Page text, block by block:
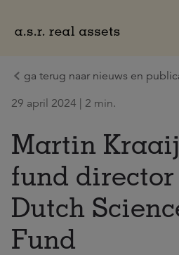
ga terug naar nieuws en
29 april 2024 | 2 min.
Martin
fund director
Dutch
Fund